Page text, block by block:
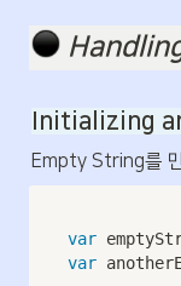
Initializing
Empty String를
var
var